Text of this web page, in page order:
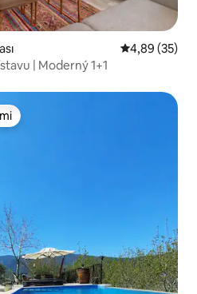
Priemerné
4,89 (35)
| Moderný 1+1